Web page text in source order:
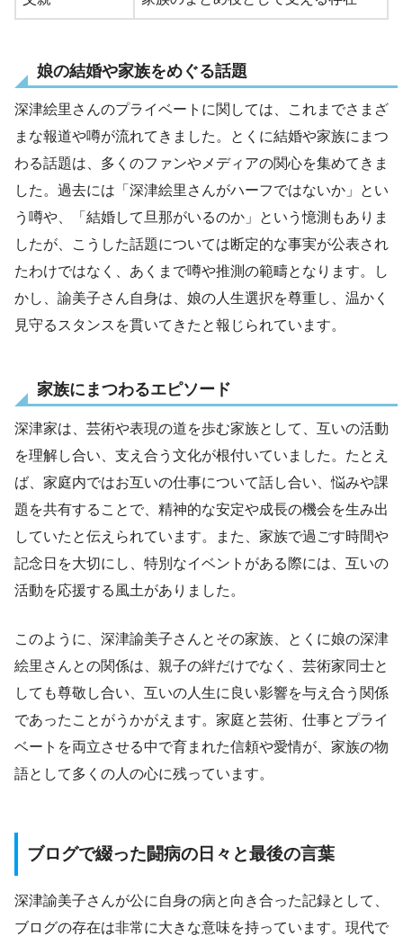
娘の結婚や家族をめぐる話題
深津絵里さんのプライベートに関しては、これまでさまざ
まな報道や噂が流れてきました。とくに結婚や家族にまつ
わる話題は、多くのファンやメディアの関心を集めてきま
した。過去には「深津絵里さんがハーフではないか」とい
う噂や、「結婚して旦那がいるのか」という憶測もありま
したが、こうした話題については断定的な事実が公表され
たわけではなく、あくまで噂や推測の範疇となります。し
かし、諭美子さん自身は、娘の人生選択を尊重し、温かく
見守るスタンスを貫いてきたと報じられています。
家族にまつわるエピソード
深津家は、芸術や表現の道を歩む家族として、互いの活動
を理解し合い、支え合う文化が根付いていました。たとえ
ば、家庭内ではお互いの仕事について話し合い、悩みや課
題を共有することで、精神的な安定や成長の機会を生み出
していたと伝えられています。また、家族で過ごす時間や
記念日を大切にし、特別なイベントがある際には、互いの
活動を応援する風土がありました。
このように、深津諭美子さんとその家族、とくに娘の深津
絵里さんとの関係は、親子の絆だけでなく、芸術家同士と
しても尊敬し合い、互いの人生に良い影響を与え合う関係
であったことがうかがえます。家庭と芸術、仕事とプライ
ベートを両立させる中で育まれた信頼や愛情が、家族の物
語として多くの人の心に残っています。
ブログで綴った闘病の日々と最後の言葉
深津諭美子さんが公に自身の病と向き合った記録として、
ブログの存在は非常に大きな意味を持っています。現代で